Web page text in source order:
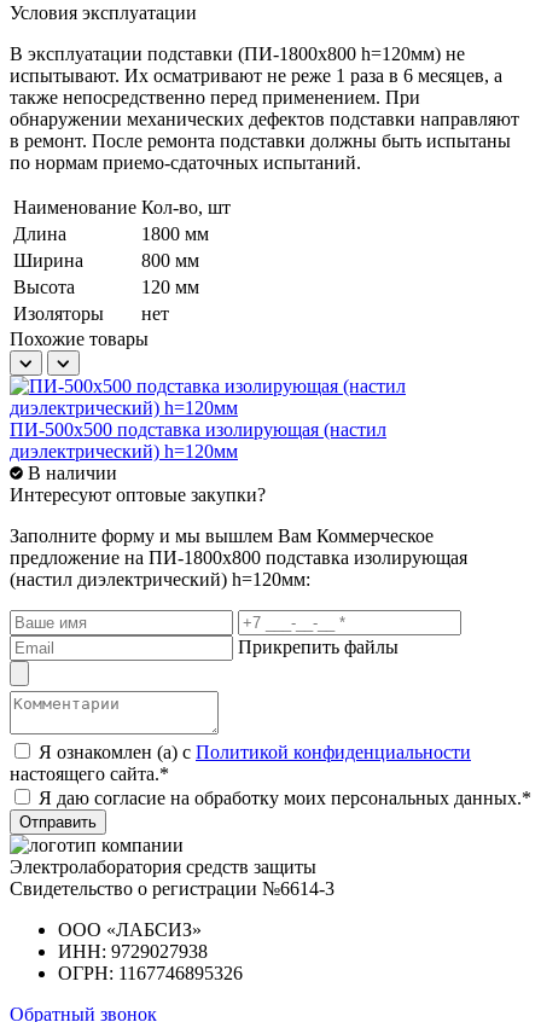
Условия эксплуатации
В эксплуатации подставки (ПИ-1800x800 h=120мм) не
испытывают. Их осматривают не реже 1 раза в 6 месяцев, а
также непосредственно перед применением. При
обнаружении механических дефектов подставки направляют
в ремонт. После ремонта подставки должны быть испытаны
по нормам приемо-сдаточных испытаний.
Наименование Кол-во, шт
Длина
1800 мм
Ширина
800 мм
Высота
120 мм
Изоляторы
нет
Похожие товары
ПИ-500х500 подставка изолирующая (настил
диэлектрический) h=120мм
В наличии
Интересуют оптовые закупки?
Заполните форму и мы вышлем Вам Коммерческое
предложение на ПИ-1800x800 подставка изолирующая
(настил диэлектрический) h=120мм:
Прикрепить файлы
Я ознакомлен (а) с Политикой конфиденциальности
настоящего сайта.*
Я даю согласие на обработку моих персональных данных.*
Отправить
Электролаборатория средств защиты
Свидетельство о регистрации №6614-3
ООО «ЛАБСИЗ»
ИНН: 9729027938
ОГРН: 1167746895326
Обратный звонок